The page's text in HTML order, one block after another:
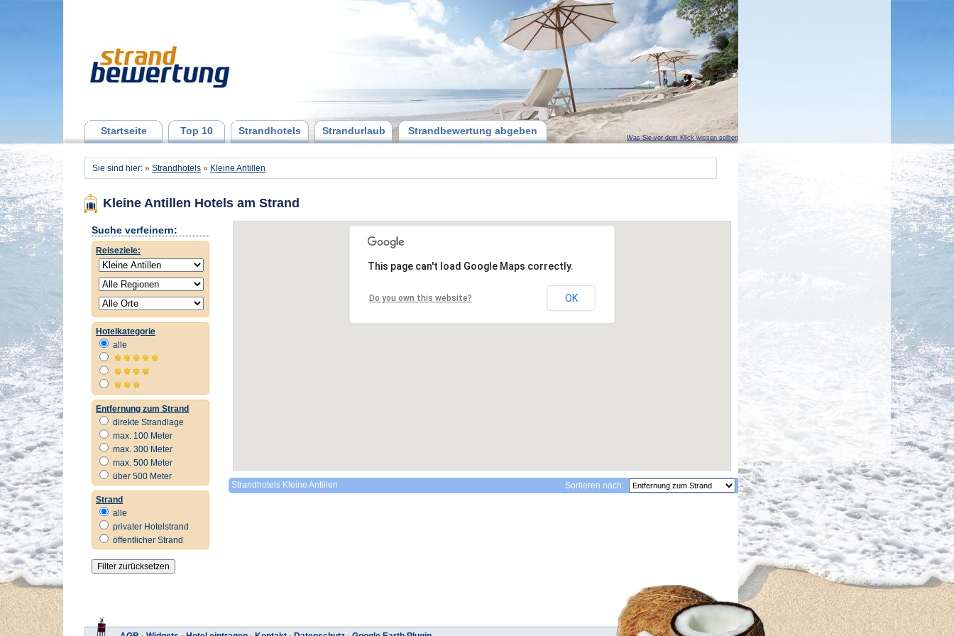
Startseite Top 10 Strandhotels Strandurlaub Strandbewertung abgeben
Was Sie vor dem Klick wissen sollten
Sie sind hier: » Strandhotels » Kleine Antillen
Kleine Antillen Hotels am Strand
Suche verfeinern:
Reiseziele:
Hotelkategorie
alle
Entfernung zum Strand
direkte Strandlage
max. 100 Meter
max. 300 Meter
max. 500 Meter
über 500 Meter
Strand
alle
privater Hotelstrand
öffentlicher Strand
This page can't load Google Maps correctly.
Do you own this website? OK
Strandhotels Kleine Antillen Sortieren nach: